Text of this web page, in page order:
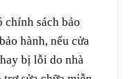
chính sách bảo
hành, nếu cửa
bị lỗi do nhà